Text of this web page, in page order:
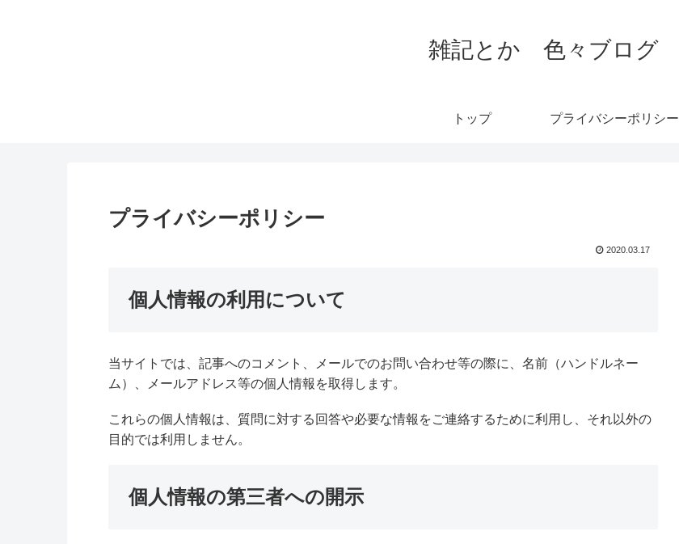
雑記とか 色々ブログ
トップ プライバシーポリシー
プライバシーポリシー
2020.03.17
個人情報の利用について
当サイトでは、記事へのコメント、メールでのお問い合わせ等の際に、名前（ハンドルネー
ム）、メールアドレス等の個人情報を取得します。
これらの個人情報は、質問に対する回答や必要な情報をご連絡するために利用し、それ以外の
目的では利用しません。
個人情報の第三者への開示